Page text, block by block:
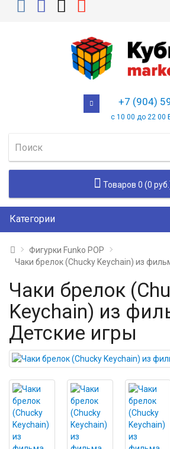
+7 (904)
с 10 00 до 22 00
Товаров 0 (0
Категории
Фигурки Funko POP
Чаки брелок (Chucky Keychain) из
Чаки брелок
Keychain) из
Детские игры